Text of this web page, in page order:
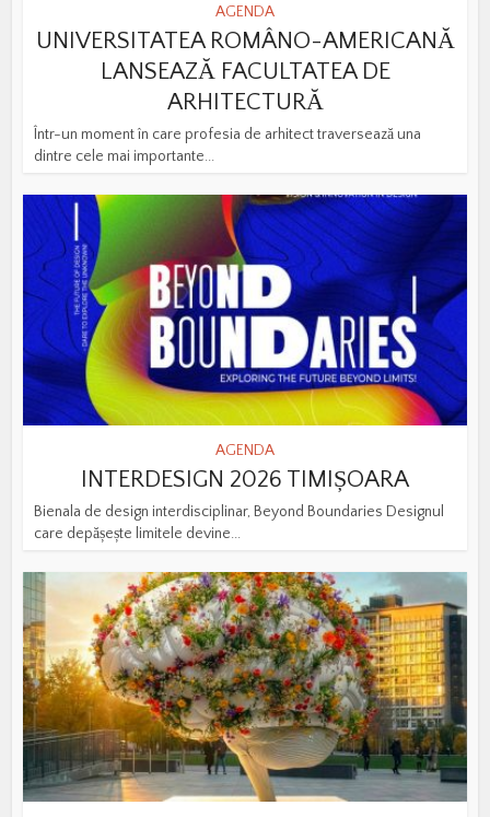
AGENDA
UNIVERSITATEA ROMÂNO-AMERICANĂ
LANSEAZĂ FACULTATEA DE
ARHITECTURĂ
Într-un moment în care profesia de arhitect traversează una
dintre cele mai importante...
AGENDA
INTERDESIGN 2026 TIMIȘOARA
Bienala de design interdisciplinar, Beyond Boundaries Designul
care depășește limitele devine...